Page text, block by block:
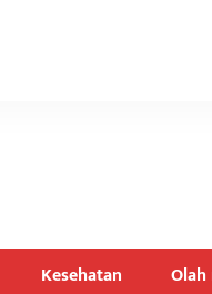
Kesehatan